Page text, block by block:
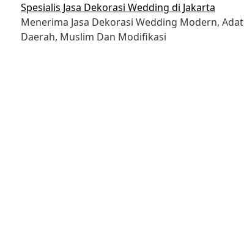
content
Spesialis Jasa Dekorasi Wedding di Jakarta
Menerima Jasa Dekorasi Wedding Modern, Adat
Daerah, Muslim Dan Modifikasi